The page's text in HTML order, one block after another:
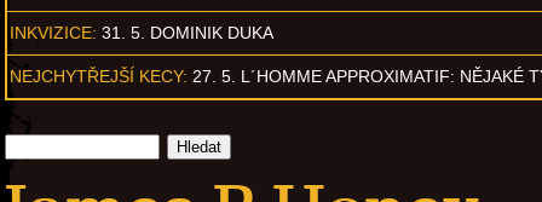
INKVIZICE: 31. 5. DOMINIK DUKA
NEJCHYTŘEJŠÍ KECY: 27. 5. L´HOMME APPROXIMATIF: NĚJAKÉ